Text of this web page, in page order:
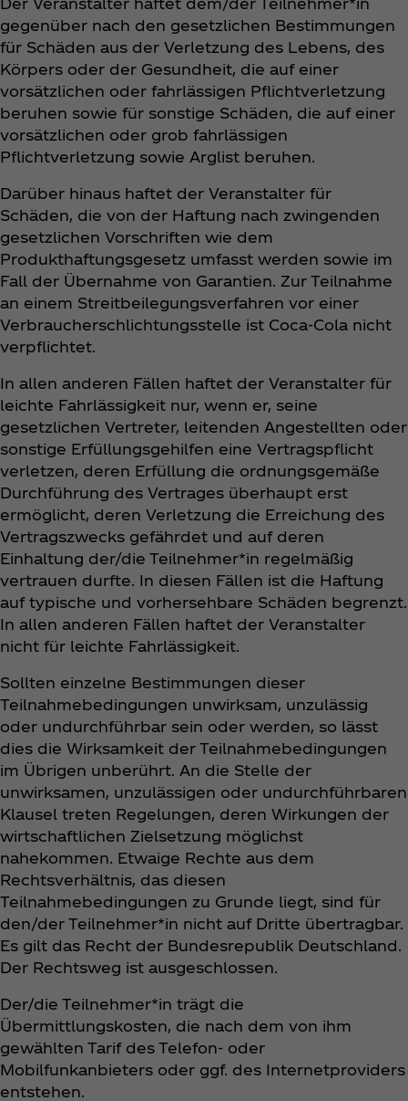
gegenüber nach den gesetzlichen Bestimmungen
für Schäden aus der Verletzung des Lebens, des
Körpers oder der Gesundheit, die auf einer
vorsätzlichen oder fahrlässigen Pflichtverletzung
beruhen sowie für sonstige Schäden, die auf einer
vorsätzlichen oder grob fahrlässigen
Pflichtverletzung sowie Arglist beruhen.
Darüber hinaus haftet der Veranstalter für
Schäden, die von der Haftung nach zwingenden
gesetzlichen Vorschriften wie dem
Produkthaftungsgesetz umfasst werden sowie im
Fall der Übernahme von Garantien. Zur Teilnahme
an einem Streitbeilegungsverfahren vor einer
Verbraucherschlichtungsstelle ist Coca‑Cola nicht
verpflichtet.
In allen anderen Fällen haftet der Veranstalter für
leichte Fahrlässigkeit nur, wenn er, seine
gesetzlichen Vertreter, leitenden Angestellten oder
sonstige Erfüllungsgehilfen eine Vertragspflicht
verletzen, deren Erfüllung die ordnungsgemäße
Durchführung des Vertrages überhaupt erst
ermöglicht, deren Verletzung die Erreichung des
Vertragszwecks gefährdet und auf deren
Einhaltung der/die Teilnehmer*in regelmäßig
vertrauen durfte. In diesen Fällen ist die Haftung
auf typische und vorhersehbare Schäden begrenzt.
In allen anderen Fällen haftet der Veranstalter
nicht für leichte Fahrlässigkeit.
Sollten einzelne Bestimmungen dieser
Teilnahmebedingungen unwirksam, unzulässig
oder undurchführbar sein oder werden, so lässt
dies die Wirksamkeit der Teilnahmebedingungen
im Übrigen unberührt. An die Stelle der
unwirksamen, unzulässigen oder undurchführbaren
Klausel treten Regelungen, deren Wirkungen der
wirtschaftlichen Zielsetzung möglichst
nahekommen. Etwaige Rechte aus dem
Rechtsverhältnis, das diesen
Teilnahmebedingungen zu Grunde liegt, sind für
den/der Teilnehmer*in nicht auf Dritte übertragbar.
Es gilt das Recht der Bundesrepublik Deutschland.
Der Rechtsweg ist ausgeschlossen.
Der/die Teilnehmer*in trägt die
Übermittlungskosten, die nach dem von ihm
gewählten Tarif des Telefon- oder
Mobilfunkanbieters oder ggf. des Internetproviders
entstehen.